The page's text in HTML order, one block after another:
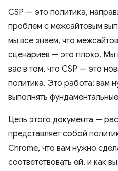
CSP — это политика,
проблем с межсайтовым
мы все знаем, что
сценариев — это плохо. Мы
вас в том, что CSP — это
политика. Это работа; вам
выполнять
Цель этого документа —
представляет собой
Chrome, что вам нужно
соответствовать ей, и как